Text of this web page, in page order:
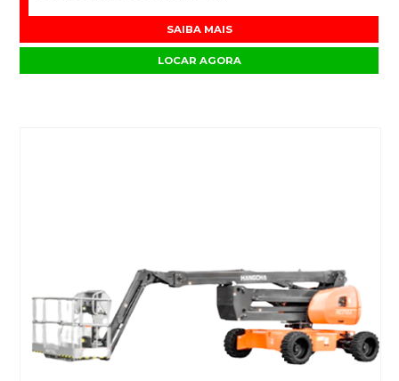
SAIBA MAIS
LOCAR AGORA